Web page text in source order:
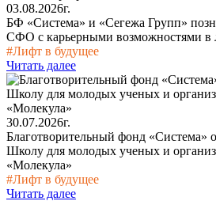
03.08.2026г.
БФ «Система» и «Сегежа Групп»
СФО с карьерными возможностями в
#Лифт в будущее
Читать далее
30.07.2026г.
Благотворительный фонд «Система»
Школу для молодых ученых и
«Молекула»
#Лифт в будущее
Читать далее